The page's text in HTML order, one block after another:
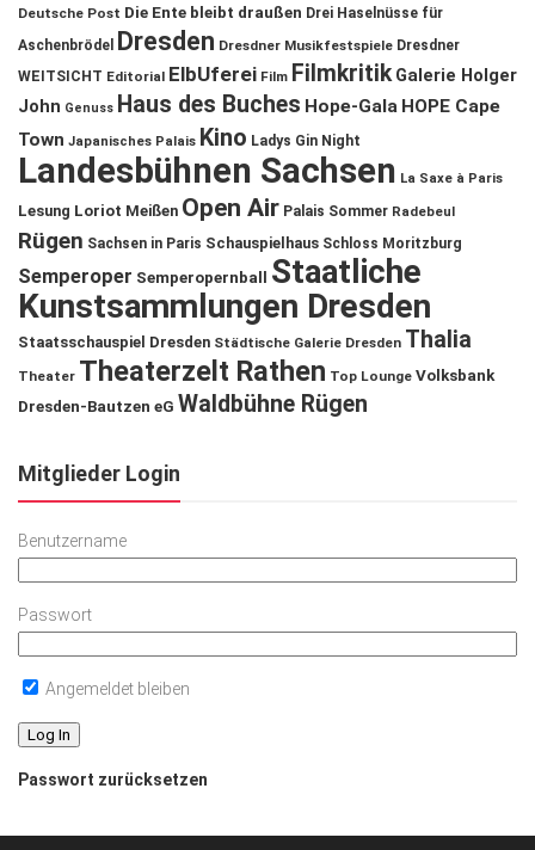
Deutsche Post Die Ente bleibt draußen Drei Haselnüsse für
Aschenbrödel
Dresden Dresdner Musikfestspiele Dresdner
WEITSICHT Editorial ElbUferei Film Filmkritik Galerie Holger
John Genuss Haus des Buches Hope-Gala HOPE Cape
Town Japanisches Palais Kino Ladys Gin Night
Landesbühnen Sachsen La Saxe à Paris
Lesung Loriot Meißen Open Air Palais Sommer Radebeul
Rügen Sachsen in Paris Schauspielhaus Schloss Moritzburg
Semperoper Semperopernball
Staatliche
Kunstsammlungen Dresden
Staatsschauspiel Dresden Städtische Galerie Dresden Thalia
Theater Theaterzelt Rathen Top Lounge Volksbank
Dresden-Bautzen eG Waldbühne Rügen
Mitglieder Login
Benutzername
Passwort
Angemeldet bleiben
Passwort zurücksetzen